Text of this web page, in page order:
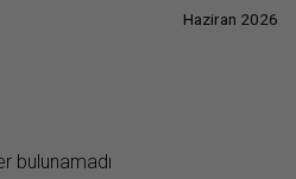
Haziran 2026
bulunamadı